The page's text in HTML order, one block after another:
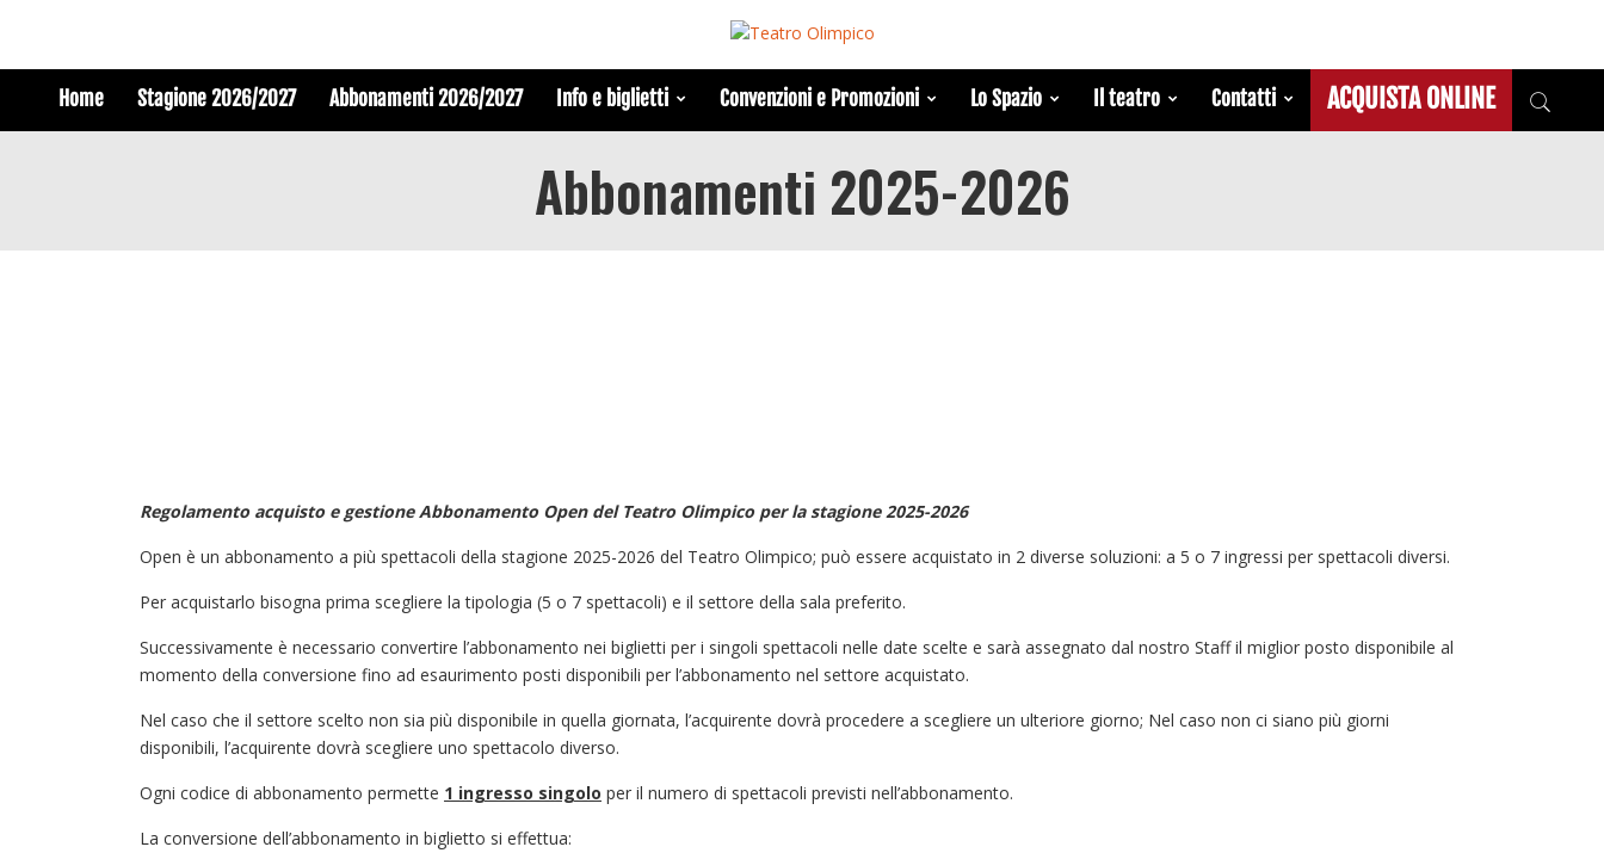
Home Stagione 2026/2027 Abbonamenti 2026/2027 Info e biglietti Convenzioni e Promozioni Lo Spazio Il teatro Contatti ACQUISTA ONLINE
Abbonamenti 2025-2026
Regolamento acquisto e gestione Abbonamento Open del Teatro Olimpico per la stagione 2025-2026
Open è un abbonamento a più spettacoli della stagione 2025-2026 del Teatro Olimpico; può essere acquistato in 2 diverse soluzioni: a 5 o 7 ingressi per spettacoli diversi.
Per acquistarlo bisogna prima scegliere la tipologia (5 o 7 spettacoli) e il settore della sala preferito.
Successivamente è necessario convertire l’abbonamento nei biglietti per i singoli spettacoli nelle date scelte e sarà assegnato dal nostro Staff il miglior posto disponibile al
momento della conversione fino ad esaurimento posti disponibili per l’abbonamento nel settore acquistato.
Nel caso che il settore scelto non sia più disponibile in quella giornata, l’acquirente dovrà procedere a scegliere un ulteriore giorno; Nel caso non ci siano più giorni
disponibili, l’acquirente dovrà scegliere uno spettacolo diverso.
Ogni codice di abbonamento permette 1 ingresso singolo per il numero di spettacoli previsti nell’abbonamento.
La conversione dell’abbonamento in biglietto si effettua: